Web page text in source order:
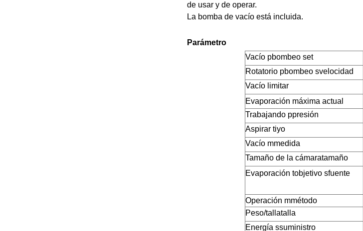
de usar y de operar.
La bomba de vacío está incluida.
Parámetro
Vacío pbombeoset
Rotatorio pbombeo svelocidad
Vacío imitar
Evaporación máxima actual
Trabajandoppresión
Aspirar tiyo
Vacíommedida
Tamaño de la cámaratamaño
Evaporación tobjetivosfuente
Operación mmétodo
Peso/tallatalla
Energía ssuministro